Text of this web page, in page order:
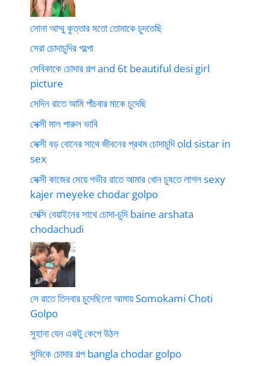
সোনা আম্মু কুত্তার মতো তোমাকে চুদতেছি
সেরা চোদাচুদির গল্পো
সেবিকাকে চোদার গল্প and 6t beautiful desi girl
picture
সেদিন রাতে আমি পাঁচবার মাকে চুদেছি
সেক্সী মাল পারুল ভাবি
সেক্সী বড় বোনের সাথে জীবনের প্রথম চোদাচুদি old sistar in
sex
সেক্সী কাজের মেয়ে গভীর রাতে আমার ধোন চুষতে লাগল sexy
kajer meyeke chodar golpo
সেক্সি বেয়াইনের সাথে চোদা-চুদি baine arshata
chodachudi
সে রাতে তিনবার চুদেছিলো আমায় Somokami Choti
Golpo
সুহানা যেন একটু কেপে উঠল
সুমিকে চোদার গল্প bangla chodar golpo